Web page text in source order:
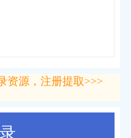
资源，注册提取>>>